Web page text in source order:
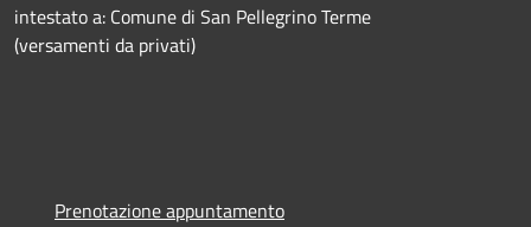
intestato a: Comune di San Pellegrino Terme
(versamenti da privati)
Prenotazione appuntamento